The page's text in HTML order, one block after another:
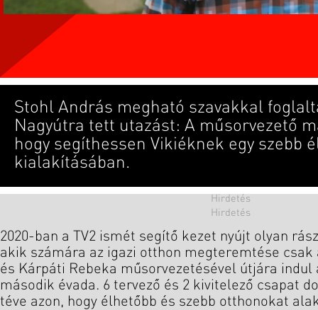
Stohl András megható szavakkal
Nagyútra tett utazást: A műsorvezető
hogy segíthessen Vikiéknek egy szebb
kialakításában.
2020-ban a TV2 ismét segítő kezet nyújt olyan
akik számára az igazi otthon megteremtése csak
és Kárpáti Rebeka műsorvezetésével útjára indul
második évada. 6 tervező és 2 kivitelező csapat
téve azon, hogy élhetőbb és szebb otthonokat